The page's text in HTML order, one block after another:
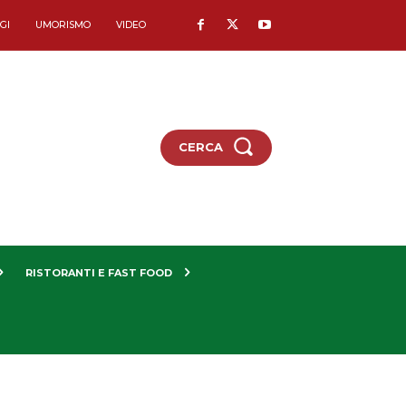
UMORISMO VIDEO
CERCA
RISTORANTI E FAST FOOD